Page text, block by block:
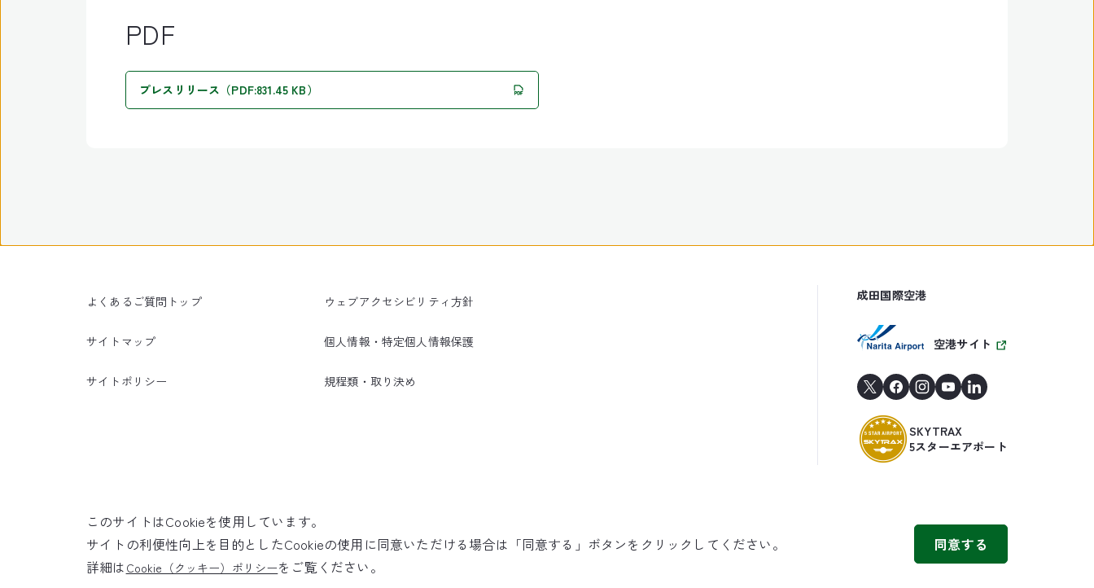
PDF
プレスリリース（PDF:831.45 KB）
よくあるご質問トップ
サイトマップ
サイトポリシー
ウェブアクセシビリティ方針
個人情報・特定個人情報保護
規程類・取り決め
成田国際空港
空港サイト
SKYTRAX
5スターエアポート
©NARITA INTERNATIONAL AIRPORT CORPORATION
このサイトはCookieを使用しています。
サイトの利便性向上を目的としたCookieの使用に同意いただける場合は「同意する」ボタンをクリックしてください。
詳細は Cookie（クッキー）ポリシーをご覧ください。
同意する